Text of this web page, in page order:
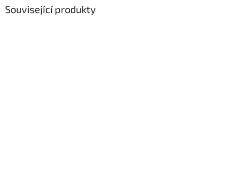
Související produkty